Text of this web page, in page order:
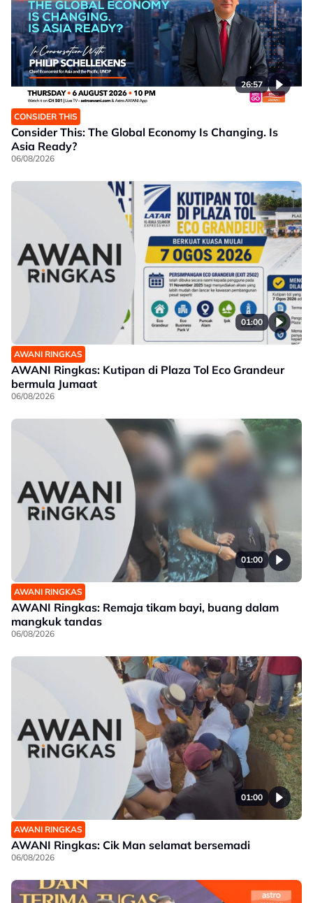
26:57
CONSIDER THIS
Consider This: The Global Economy Is Changing. Is
Asia Ready?
06/08/2026
01:00
AWANI RINGKAS
AWANI Ringkas: Kutipan di Plaza Tol Eco Grandeur
bermula Jumaat
06/08/2026
01:00
AWANI RINGKAS
AWANI Ringkas: Remaja tikam bayi, buang dalam
mangkuk tandas
06/08/2026
01:00
AWANI RINGKAS
AWANI Ringkas: Cik Man selamat bersemadi
06/08/2026